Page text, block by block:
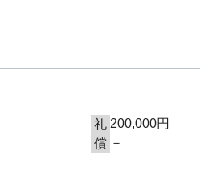
礼 200,000円
償 －